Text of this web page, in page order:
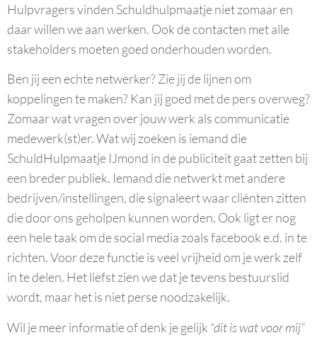
Hulpvragers vinden Schuldhulpmaatje niet zomaar en
daar willen we aan werken. Ook de contacten met alle
stakeholders moeten goed onderhouden worden.
Ben jij een echte netwerker? Zie jij de lijnen om
koppelingen te maken? Kan jij goed met de pers overweg?
Zomaar wat vragen over jouw werk als communicatie
medewerk(st)er. Wat wij zoeken is iemand die
SchuldHulpmaatje IJmond in de publiciteit gaat zetten bij
een breder publiek. Iemand die netwerkt met andere
bedrijven/instellingen, die signaleert waar cliënten zitten
die door ons geholpen kunnen worden. Ook ligt er nog
een hele taak om de social media zoals facebook e.d. in te
richten. Voor deze functie is veel vrijheid om je werk zelf
in te delen. Het liefst zien we dat je tevens bestuurslid
wordt, maar het is niet perse noodzakelijk.
Wil je meer informatie of denk je gelijk “dit is wat voor mij”